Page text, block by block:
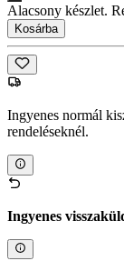
Alacsony készlet.
Kosárba
Ingyenes normál
rendeléseknél.
Ingyenes